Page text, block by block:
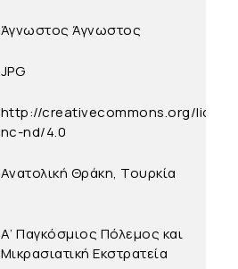
Άγνωστος Άγνωστος
JPG
http://creativecommons.org/
nc-nd/4.0
Ανατολική Θράκη, Τουρκία
Α’ Παγκόσμιος Πόλεμος και
Μικρασιατική Εκστρατεία